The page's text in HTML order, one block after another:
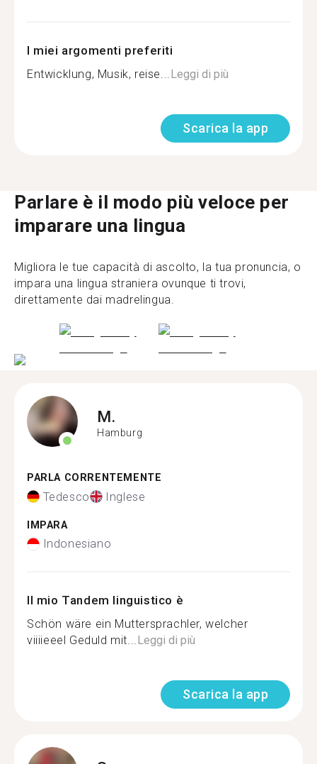
I miei argomenti preferiti
Entwicklung, Musik, reise... Leggi di più
Scarica la app
Parlare è il modo più veloce per
imparare una lingua
Migliora le tue capacità di ascolto, la tua pronuncia, o
impara una lingua straniera ovunque ti trovi,
direttamente dai madrelingua.
M.
Hamburg
PARLA CORRENTEMENTE
Tedesco Inglese
IMPARA
Indonesiano
Il mio Tandem linguistico è
Schön wäre ein Muttersprachler, welcher
viiiieeel Geduld mit...Leggi di più
Scarica la app